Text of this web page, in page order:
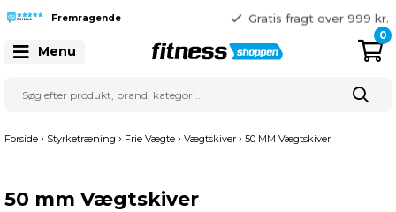
Gratis fragt over 999 kr.
41 128 128
Fremragende
Menu
0
Forside › Styrketræning › Frie Vægte › Vægtskiver › 50 MM Vægtskiver
50 mm Vægtskiver